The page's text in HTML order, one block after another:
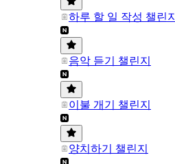
하루 할 일 작성 챌린지
음악 듣기 챌린지
이불 개기 챌린지
양치하기 챌린지